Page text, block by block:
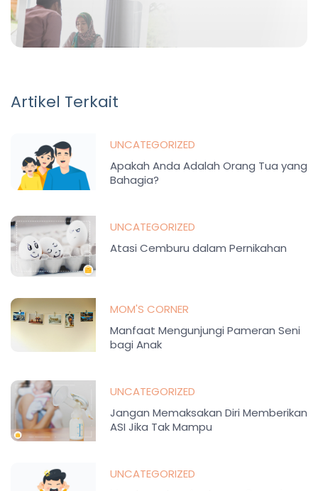
Artikel Terkait
UNCATEGORIZED
Apakah Anda Adalah Orang Tua yang
Bahagia?
UNCATEGORIZED
Atasi Cemburu dalam Pernikahan
MOM'S CORNER
Manfaat Mengunjungi Pameran Seni
bagi Anak
UNCATEGORIZED
Jangan Memaksakan Diri Memberikan
ASI Jika Tak Mampu
UNCATEGORIZED